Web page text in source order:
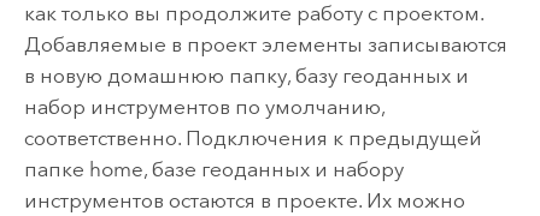
как только вы продолжите работу с проектом.
Добавляемые в проект элементы записываются
в новую домашнюю папку, базу геоданных и
набор инструментов по умолчанию,
соответственно. Подключения к предыдущей
папке home, базе геоданных и набору
инструментов остаются в проекте. Их можно